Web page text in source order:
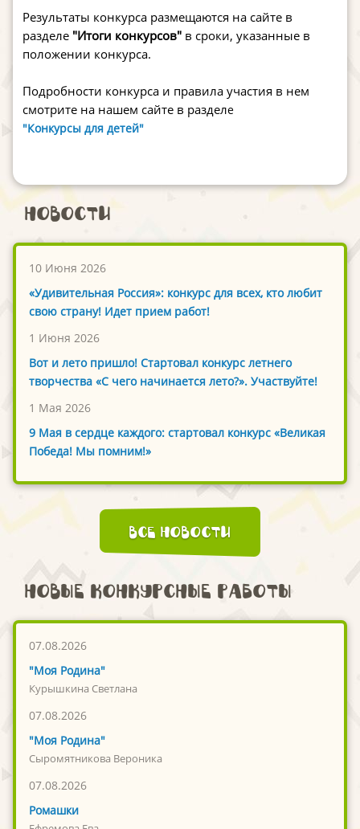
Результаты конкурса размещаются на сайте в
разделе "Итоги конкурсов" в сроки, указанные в
положении конкурса.
Подробности конкурса и правила участия в нем
смотрите на нашем сайте в разделе
"Конкурсы для детей"
Новости
10 Июня 2026
«Удивительная Россия»: конкурс для всех, кто любит
свою страну! Идет прием работ!
1 Июня 2026
Вот и лето пришло! Стартовал конкурс летнего
творчества «С чего начинается лето?». Участвуйте!
1 Мая 2026
9 Мая в сердце каждого: стартовал конкурс «Великая
Победа! Мы помним!»
Все новости
Новые конкурсные работы
07.08.2026
"Моя Родина"
Курышкина Светлана
07.08.2026
"Моя Родина"
Сыромятникова Вероника
07.08.2026
Ромашки